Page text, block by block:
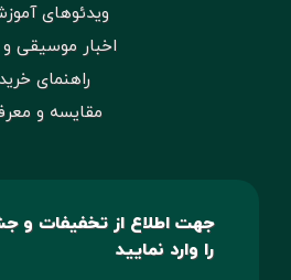
ویدئوهای
اخبار موسیقی و
راهنمای خرید
مقایسه و
جهت اطلاع از تخفیفات و
را وارد نمایید